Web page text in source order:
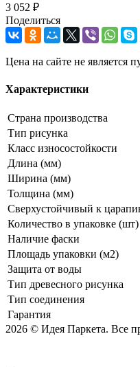
3 052 ₽
Поделиться
Цена на сайте не является
Характеристики
Страна производства
Тип рисунка
Класс износостойкости
Длина (мм)
Ширина (мм)
Толщина (мм)
Сверхустойчивый к
Количество в упаковке (шт)
Наличие фаски
Площадь упаковки (м2)
Защита от воды
Тип древесного рисунка
Тип соединения
Гарантия
2026 © Идея Паркета. Все